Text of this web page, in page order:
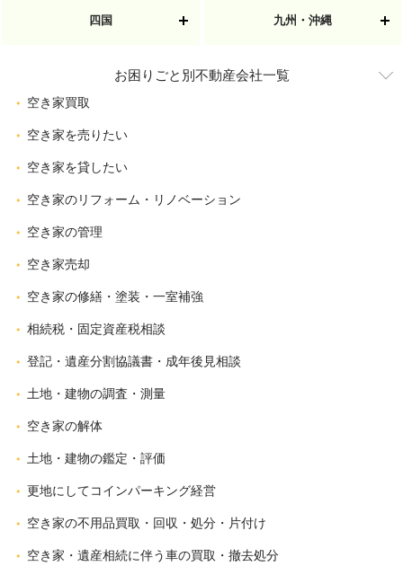
四国 九州・沖縄
お困りごと別不動産会社一覧
空き家買取
空き家を売りたい
空き家を貸したい
空き家のリフォーム・リノベーション
空き家の管理
空き家売却
空き家の修繕・塗装・一室補強
相続税・固定資産税相談
登記・遺産分割協議書・成年後見相談
土地・建物の調査・測量
空き家の解体
土地・建物の鑑定・評価
更地にしてコインパーキング経営
空き家の不用品買取・回収・処分・片付け
空き家・遺産相続に伴う車の買取・撤去処分